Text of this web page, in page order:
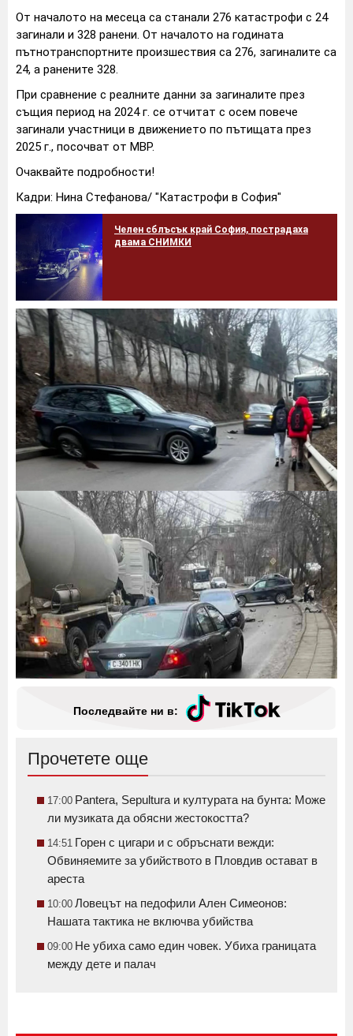
От началото на месеца са станали 276 катастрофи с 24
загинали и 328 ранени. От началото на годината
пътнотранспортните произшествия са 276, загиналите са
24, а ранените 328.
При сравнение с реалните данни за загиналите през
същия период на 2024 г. се отчитат с осем повече
загинали участници в движението по пътищата през
2025 г., посочват от МВР.
Очаквайте подробности!
Кадри: Нина Стефанова/ "Катастрофи в София"
Челен сблъсък край София, пострадаха
двама СНИМКИ
Последвайте ни в:
Прочетете още
17:00 Pantera, Sepultura и културата на бунта: Може
ли музиката да обясни жестокостта?
14:51 Горен с цигари и с обръснати вежди:
Обвиняемите за убийството в Пловдив остават в
ареста
10:00 Ловецът на педофили Ален Симеонов:
Нашата тактика не включва убийства
09:00 Не убиха само един човек. Убиха границата
между дете и палач